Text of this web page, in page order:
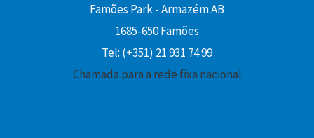
Famões Park - Armazém AB
1685-650 Famões
Tel: (+351) 21 931 74 99
Chamada para a rede fixa nacional